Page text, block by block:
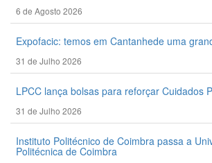
6 de Agosto 2026
Expofacic: temos em Cantanhede uma
31 de Julho 2026
LPCC lança bolsas para reforçar Cuidados
31 de Julho 2026
Instituto Politécnico de Coimbra passa a
Politécnica de Coimbra